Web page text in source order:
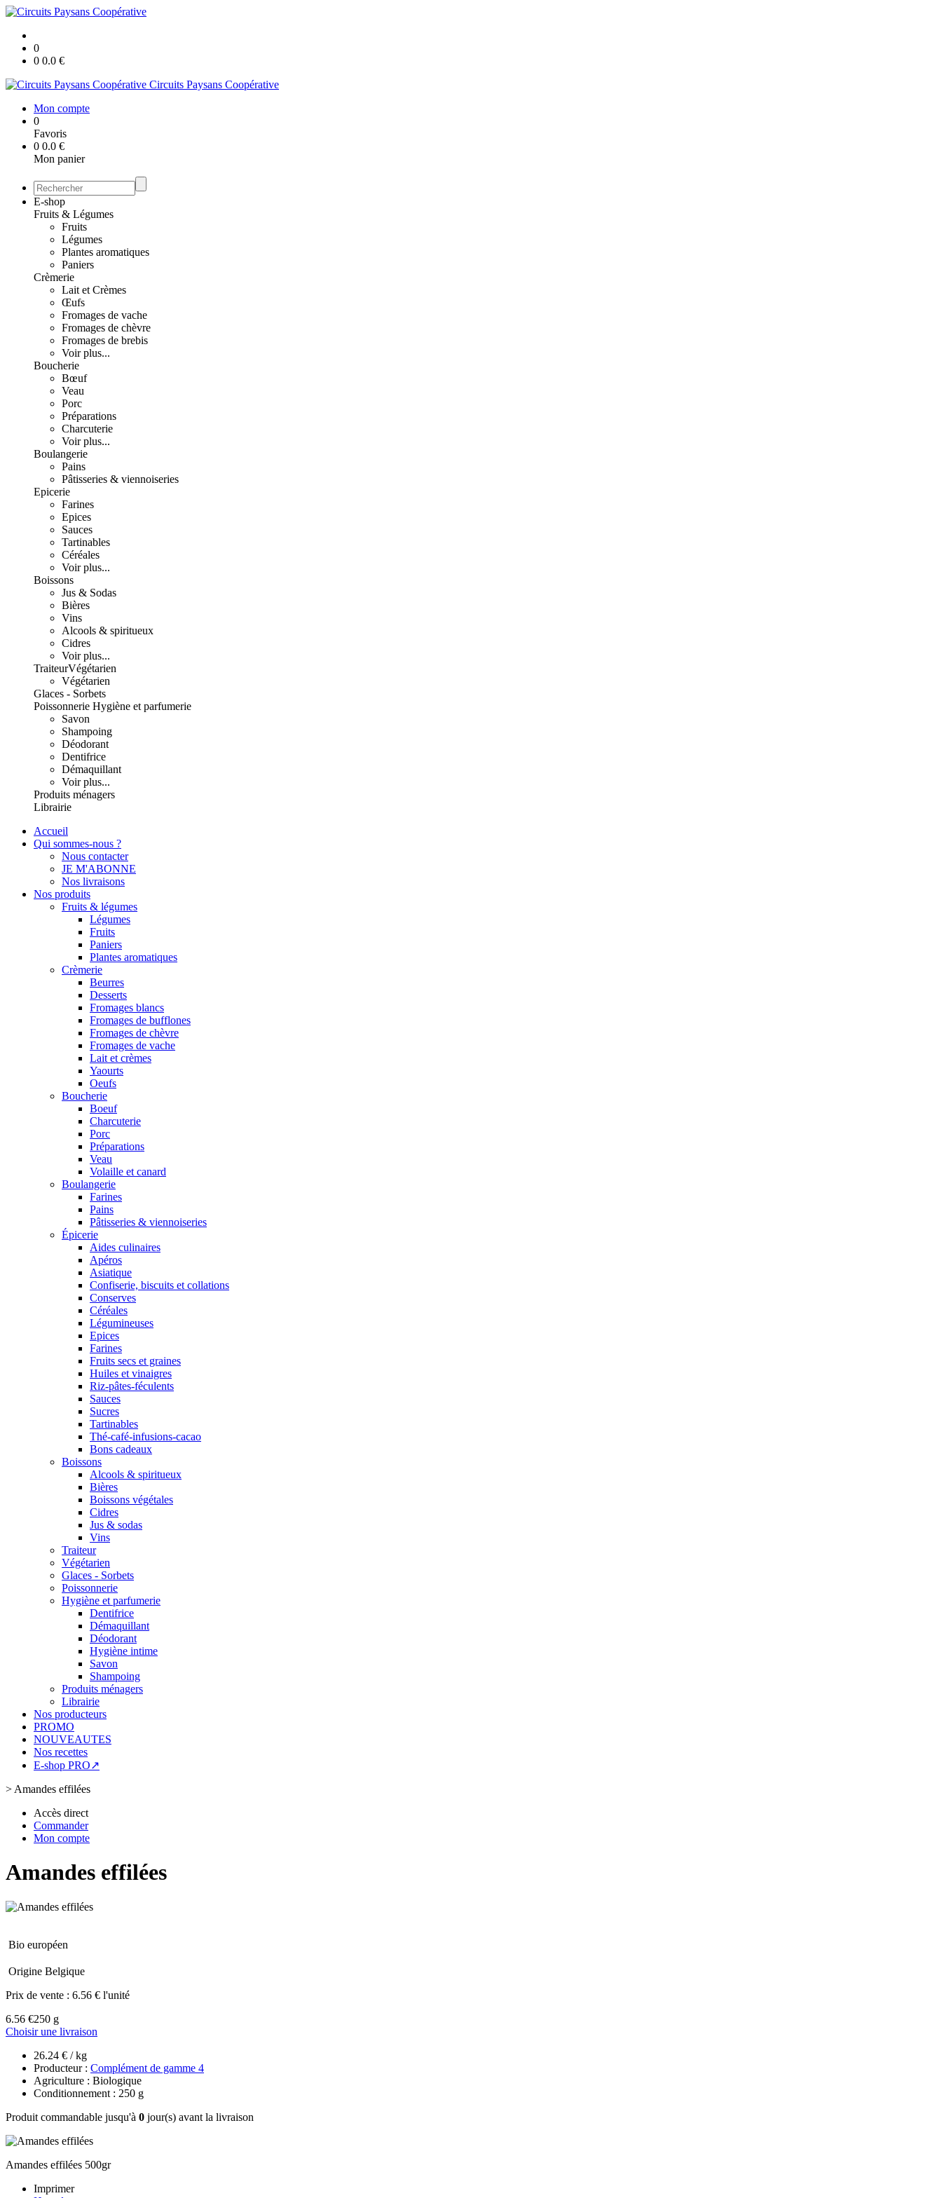
0
0 0.0 €
Circuits Paysans Coopérative
Mon compte
0
Favoris
0 0.0 €
Mon panier
E-shop
Fruits & Légumes
Fruits
Légumes
Plantes aromatiques
Paniers
Crèmerie
Lait et Crèmes
Œufs
Fromages de vache
Fromages de chèvre
Fromages de brebis
Voir plus...
Boucherie
Bœuf
Veau
Porc
Préparations
Charcuterie
Voir plus...
Boulangerie
Pains
Pâtisseries & viennoiseries
Epicerie
Farines
Epices
Sauces
Tartinables
Céréales
Voir plus...
Boissons
Jus & Sodas
Bières
Vins
Alcools & spiritueux
Cidres
Voir plus...
TraiteurVégétarien
Végétarien
Glaces - Sorbets
Poissonnerie Hygiène et parfumerie
Savon
Shampoing
Déodorant
Dentifrice
Démaquillant
Voir plus...
Produits ménagers
Librairie
Accueil
Qui sommes-nous ?
Nous contacter
JE M'ABONNE
Nos livraisons
Nos produits
Fruits & légumes
Légumes
Fruits
Paniers
Plantes aromatiques
Crèmerie
Beurres
Desserts
Fromages blancs
Fromages de bufflones
Fromages de chèvre
Fromages de vache
Lait et crèmes
Yaourts
Oeufs
Boucherie
Boeuf
Charcuterie
Porc
Préparations
Veau
Volaille et canard
Boulangerie
Farines
Pains
Pâtisseries & viennoiseries
Épicerie
Aides culinaires
Apéros
Asiatique
Confiserie, biscuits et collations
Conserves
Céréales
Légumineuses
Epices
Farines
Fruits secs et graines
Huiles et vinaigres
Riz-pâtes-féculents
Sauces
Sucres
Tartinables
Thé-café-infusions-cacao
Bons cadeaux
Boissons
Alcools & spiritueux
Bières
Boissons végétales
Cidres
Jus & sodas
Vins
Traiteur
Végétarien
Glaces - Sorbets
Poissonnerie
Hygiène et parfumerie
Dentifrice
Démaquillant
Déodorant
Hygiène intime
Savon
Shampoing
Produits ménagers
Librairie
Nos producteurs
PROMO
NOUVEAUTES
Nos recettes
E-shop PRO↗
> Amandes effilées
Accès direct
Commander
Mon compte
Amandes effilées
Bio européen
Origine Belgique
Prix de vente : 6.56 € l'unité
6.56 €250 g
Choisir une livraison
26.24 € / kg
Producteur : Complément de gamme 4
Agriculture : Biologique
Conditionnement : 250 g
Produit commandable jusqu'à 0 jour(s) avant la livraison
Amandes effilées 500gr
Imprimer